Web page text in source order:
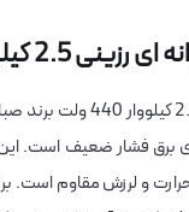
صبا خازن(صبا زیمنس)
استوانه‌ای
فشار ضعیف است. این
و لرزش مقاوم